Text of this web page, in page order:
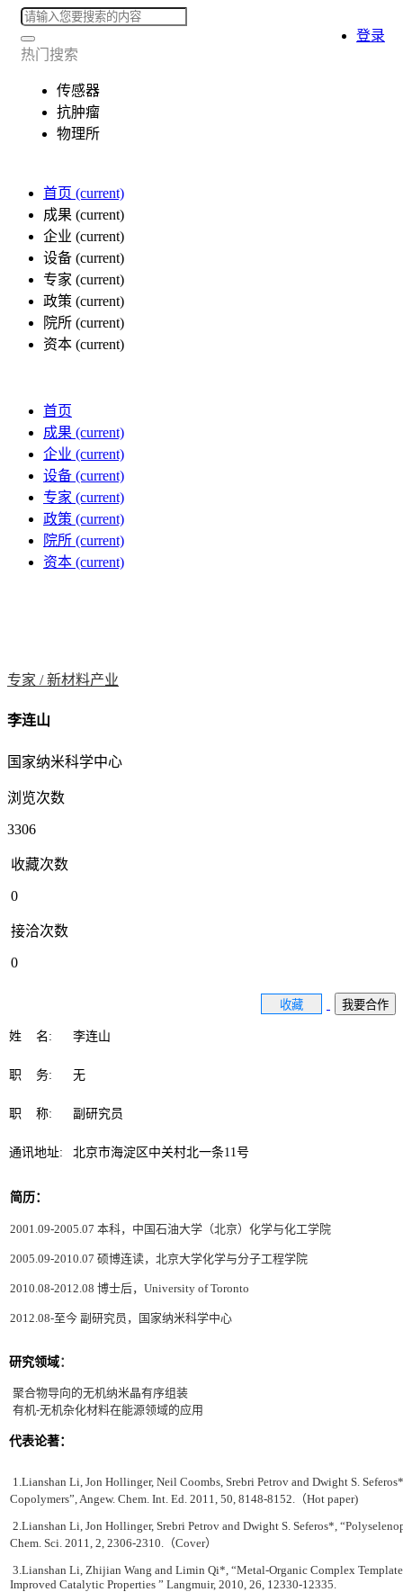
热门搜索
传感器
抗肿瘤
物理所
首页 (current)
成果 (current)
企业 (current)
设备 (current)
专家 (current)
政策 (current)
院所 (current)
资本 (current)
登录
首页
成果 (current)
企业 (current)
设备 (current)
专家 (current)
政策 (current)
院所 (current)
资本 (current)
专家 /新材料产业
李连山
国家纳米科学中心
浏览次数
3306
收藏次数
0
接洽次数
0
收藏 我要合作
姓 名: 李连山
职 务: 无
职 称: 副研究员
通讯地址: 北京市海淀区中关村北一条11号
简历：
2001.09-2005.07 本科，中国石油大学（北京）化学与化工学院
2005.09-2010.07 硕博连读，北京大学化学与分子工程学院
2010.08-2012.08 博士后，University of Toronto
2012.08-至今 副研究员，国家纳米科学中心
研究领域：
聚合物导向的无机纳米晶有序组装
有机-无机杂化材料在能源领域的应用
代表论著：
1.Lianshan Li, Jon Hollinger, Neil Coombs, Srebri Petrov and Dwight S.
Copolymers”, Angew. Chem. Int. Ed. 2011, 50, 8148-8152.（Hot paper)
2.Lianshan Li, Jon Hollinger, Srebri Petrov and Dwight S. Seferos*,
Chem. Sci. 2011, 2, 2306-2310.（Cover）
3.Lianshan Li, Zhijian Wang and Limin Qi*, “Metal-Organic Complex
Improved Catalytic Properties ” Langmuir, 2010, 26, 12330-12335.